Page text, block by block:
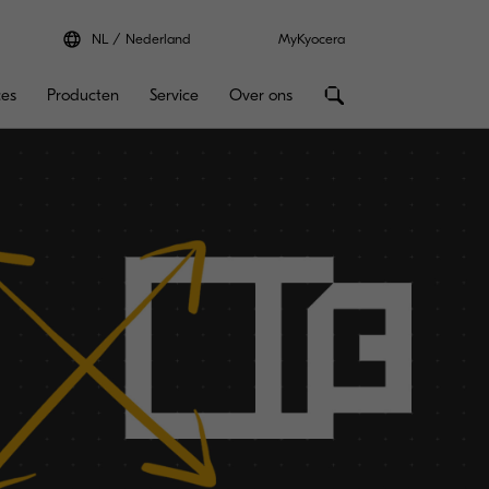
NL Nederland MyKyocera
Producten Service Over ons